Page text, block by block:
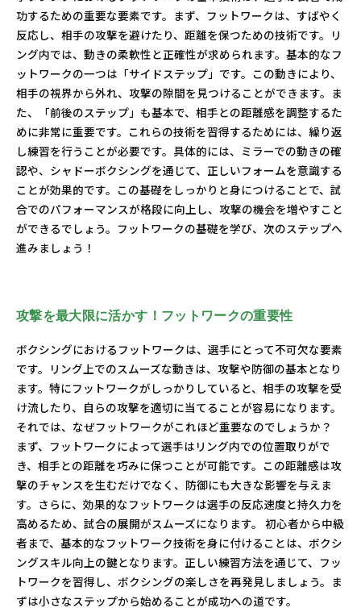
功するための重要な要素です。まず、フットワークは、すばやく
反応し、相手の攻撃を避けたり、距離を保つための技術です。リ
ング内では、動きの柔軟性と正確性が求められます。基本的なフ
ットワークの一つは「サイドステップ」です。この動きにより、
相手の視界から外れ、攻撃の隙間を見つけることができます。ま
た、「前後のステップ」も基本で、相手との距離感を調整するた
めに非常に重要です。これらの技術を習得するためには、繰り返
し練習を行うことが必要です。具体的には、ミラーでの動きの確
認や、シャドーボクシングを通じて、正しいフォームを意識する
ことが効果的です。この基礎をしっかりと身につけることで、試
合でのパフォーマンスが格段に向上し、攻撃の機会を増やすこと
ができるでしょう。フットワークの基礎を学び、次のステップへ
進みましょう！
攻撃を最大限に活かす！フットワークの重要性
ボクシングにおけるフットワークは、選手にとって不可欠な要素
です。リング上でのスムーズな動きは、攻撃や防御の基本となり
ます。特にフットワークがしっかりしていると、相手の攻撃を受
け流したり、自らの攻撃を適切に当てることが容易になります。
それでは、なぜフットワークがこれほど重要なのでしょうか？
まず、フットワークによって選手はリング内での位置取りがで
き、相手との距離を巧みに保つことが可能です。この距離感は攻
撃のチャンスを生むだけでなく、防御にも大きな影響を与えま
す。さらに、効果的なフットワークは選手の反応速度と持久力を
高めるため、試合の展開がスムーズになります。 初心者から中級
者まで、基本的なフットワーク技術を身に付けることは、ボクシ
ングスキル向上の鍵となります。正しい練習方法を通じて、フッ
トワークを習得し、ボクシングの楽しさを再発見しましょう。ま
ずは小さなステップから始めることが成功への道です。